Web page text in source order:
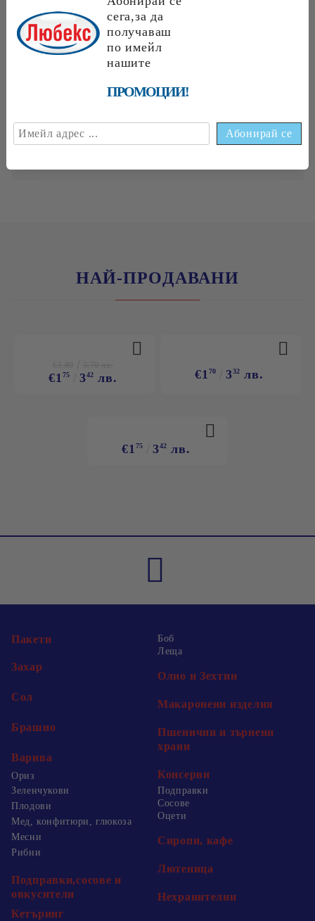
замразеният грах и се разбърква. Посолява се.
Изсипва се в огнеупорна тава и се залива с 100
мл гореща вода. Запича се в предварително
загрята фурна на 180 градуса за 10-14 минути
или докато поеме водата. Оризът с грах се
още 5 минути. Ястието се гарнира с магданоз и
Добър апетит!
НАЙ-ПРОДАВАНИ
€175 342 лв. €170 332 лв.
€175 342 лв.
Пакети
Захар
Сол
Брашно
Варива
Ориз
Боб
Леща
Олио и Зехтин
Макаронени изделия
Пшенични и зърнени
храни
Консерви
Зеленчукови
Плодови
Мед, конфитюри, глюкоза
Месни
Рибни
Подправки,сосове и
овкусители
Подправки
Сосове
Оцети
Сиропи, кафе
Лютеница
Нехранителни
Кетъринг
сега,за да
получаваш
по имейл
нашите
ПРОМОЦИИ!